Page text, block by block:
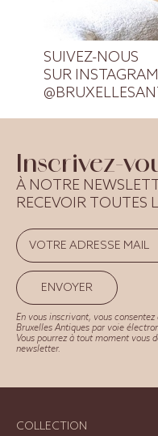
SUIVEZ-NOUS
SUR INSTAGRAM
Inscrivez-
À NOTRE
RECEVOIR TOUTES
ENVOYER
En vous inscrivant, vous
Bruxelles Antiques par voie
Vous pourrez à tout moment vous
newsletter.
COLLECTION